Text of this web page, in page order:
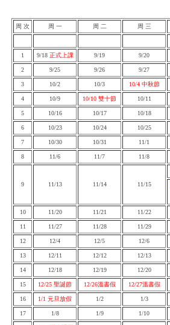
周 次 周 一 周 二 周 三
1 9/18 正式上課 9/19 9/20
2 9/25 9/26 9/27
3 10/2 10/3 10/4 中秋節
4 10/9 10/10 雙十節 10/11
5 10/16 10/17 10/18
6 10/23 10/24 10/25
7 10/30 10/31 11/1
8 11/6 11/7 11/8
9 11/13 11/14 11/15
10 11/20 11/21 11/22
11 11/27 11/28 11/29
12 12/4 12/5 12/6
13 12/11 12/12 12/13
14 12/18 12/19 12/20
15 12/25 聖誕節 12/26溫書假 12/27溫書假
16 1/1 元旦放假 1/2 1/3
17 1/8 1/9 1/10